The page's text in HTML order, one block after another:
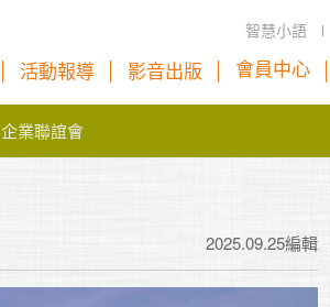
智慧小語
活動報導 影音出版 會員中心
企業聯誼會
2025.09.25編輯